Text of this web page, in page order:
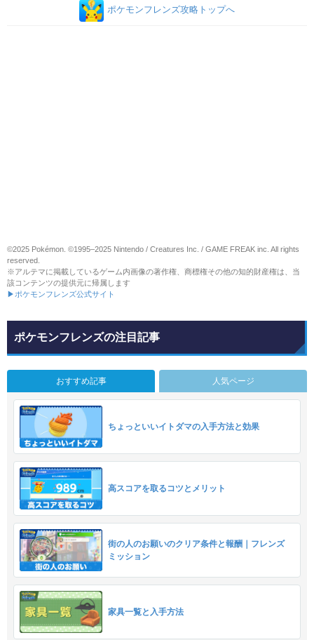
ポケモンフレンズ攻略トップへ
©2025 Pokémon. ©1995–2025 Nintendo / Creatures Inc. / GAME FREAK inc. All rights
reserved.
※アルテマに掲載しているゲーム内画像の著作権、商標権その他の知的財産権は、当
該コンテンツの提供元に帰属します
▶ポケモンフレンズ公式サイト
ポケモンフレンズの注目記事
おすすめ記事 人気ページ
ちょっといいイトダマの入手方法と効果
高スコアを取るコツとメリット
街の人のお願いのクリア条件と報酬｜フレンズ
ミッション
家具一覧と入手方法